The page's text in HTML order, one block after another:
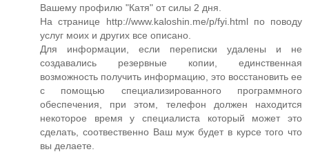
Вашему профилю "Катя" от силы 2 дня.
На странице http://www.kaloshin.me/p/fyi.html по поводу
услуг моих и других все описано.
Для информации, если переписки удалены и не
создавались резервные копии, единственная
возможность получить информацию, это восстановить ее
с помощью специализированного программного
обеспечения, при этом, телефон должен находится
некоторое время у специалиста который может это
сделать, соотвественно Ваш муж будет в курсе того что
вы делаете.